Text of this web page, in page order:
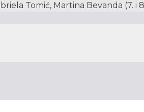
Tomić, Martina Bevanda (7. i